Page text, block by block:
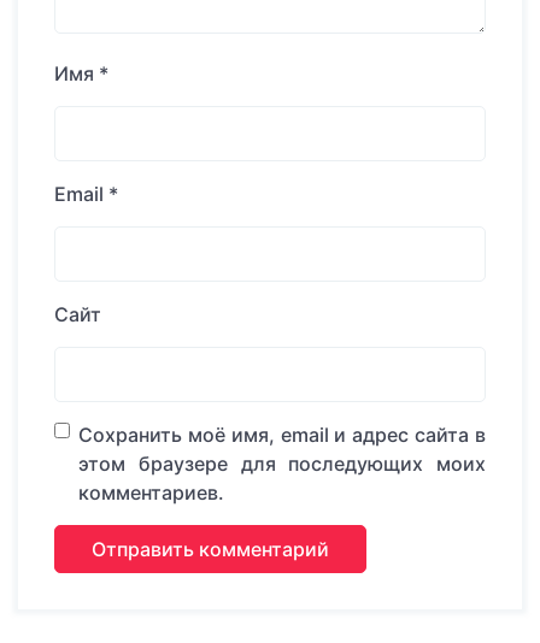
Имя *
Email *
Сайт
Сохранить моё имя, email и адрес сайта в
этом браузере для последующих моих
комментариев.